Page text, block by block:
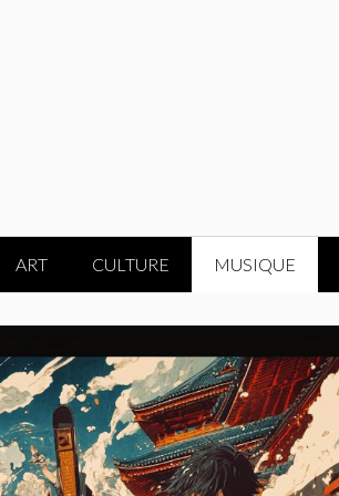
ART CULTURE MUSIQUE